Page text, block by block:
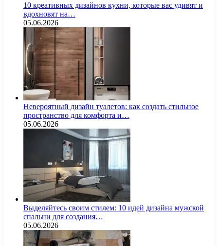
10 креативных дизайнов кухни, которые вас удивят и
вдохновят на…
05.06.2026
Невероятный дизайн туалетов: как создать стильное
пространство для комфорта и…
05.06.2026
Выделяйтесь своим стилем: 10 идей дизайна мужской
спальни для создания…
05.06.2026